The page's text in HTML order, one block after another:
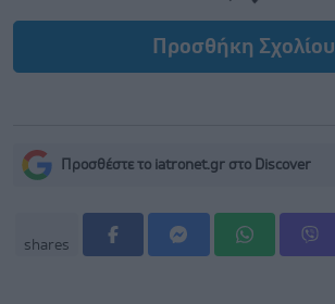
Προσθήκη Σχολίου
Προσθέστε το iatronet.gr στο Discover
shares